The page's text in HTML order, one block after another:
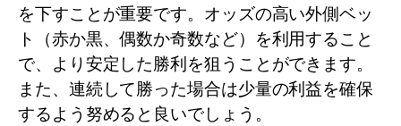
を下すことが重要です。オッズの高い外側ベッ
ト（赤か黒、偶数か奇数など）を利用すること
で、より安定した勝利を狙うことができます。
また、連続して勝った場合は少量の利益を確保
するよう努めると良いでしょう。